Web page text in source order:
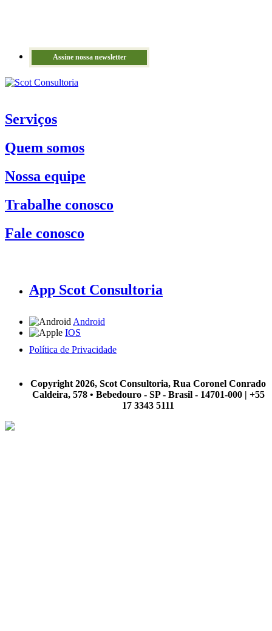
Assine nossa newsletter
Serviços
Quem somos
Nossa equipe
Trabalhe conosco
Fale conosco
App Scot Consultoria
Android
IOS
Política de Privacidade
Copyright 2026, Scot Consultoria, Rua Coronel Conrado
Caldeira, 578 • Bebedouro - SP - Brasil - 14701-000 | +55
17 3343 5111